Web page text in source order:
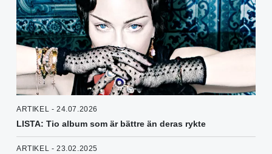
ARTIKEL - 24.07.2026
LISTA: Tio album som är bättre än deras rykte
ARTIKEL - 23.02.2025